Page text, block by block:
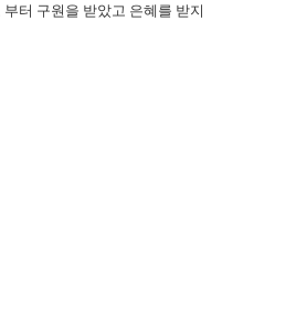
터 구원을 받았고 은혜를 받지